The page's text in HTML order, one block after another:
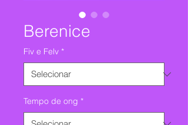
Berenice
Fiv e Felv *
Tempo de ong *